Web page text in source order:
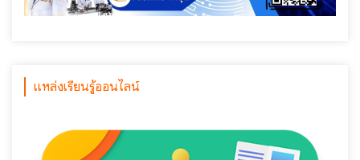
แหล่งเรียนรู้ออนไลน์